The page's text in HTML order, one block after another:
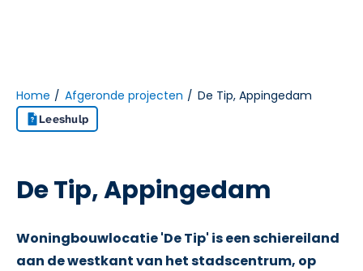
Naar hoofdinhoud
Naar hoofdnavigatiemenu
Naar zoeken
Home Afgeronde projecten De Tip, Appingedam
Leeshulp
De Tip, Appingedam
Woningbouwlocatie 'De Tip' is een schiereiland
aan de westkant van het stadscentrum, op